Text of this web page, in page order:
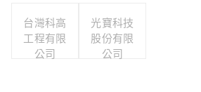
會
台灣科高
工程有限
公司
光寶科技
股份有限
公司